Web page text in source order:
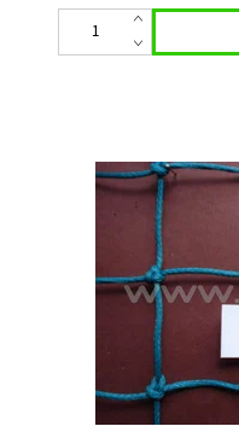
Uzlová ochranná sieť
deliaca sieť, priemyselné
mm Veľkost oka: 45 mm x